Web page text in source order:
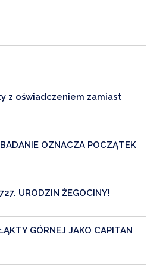
z oświadczeniem zamiast
OZNACZA POCZĄTEK
URODZIN ŻEGOCINY!
GÓRNEJ JAKO CAPITAN